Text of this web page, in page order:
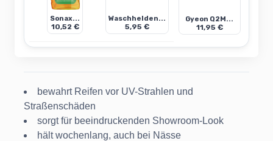
Sonax...
10,52 €
Waschhelden...
5,95 €
Gyeon Q2M...
11,95 €
bewahrt Reifen vor UV-Strahlen und
Straßenschäden
sorgt für beeindruckenden Showroom-Look
hält wochenlang, auch bei Nässe